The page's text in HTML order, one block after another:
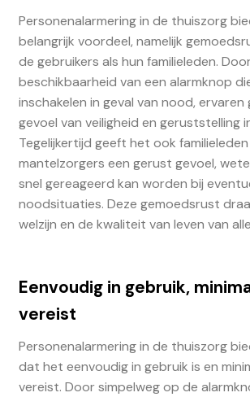
Personenalarmering in de thuiszorg
belangrijk voordeel, namelijk
de gebruikers als hun familieleden.
beschikbaarheid van een alarmknop
inschakelen in geval van nood, ervaren
gevoel van veiligheid en geruststelling
Tegelijkertijd geeft het ook
mantelzorgers een gerust gevoel,
snel gereageerd kan worden bij
noodsituaties. Deze gemoedsrust
welzijn en de kwaliteit van leven van
Eenvoudig in gebruik,
vereist
Personenalarmering in de thuiszorg
dat het eenvoudig in gebruik is en
vereist. Door simpelweg op de